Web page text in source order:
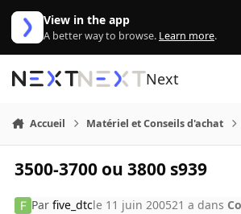
Aller au contenu
View in the app
A better way to browse. Learn more.
Next
Accueil Matériel et Conseils d'achat
3500-3700 ou 3800 s939
Parfive_dtcle 11 juin 200521 a dans